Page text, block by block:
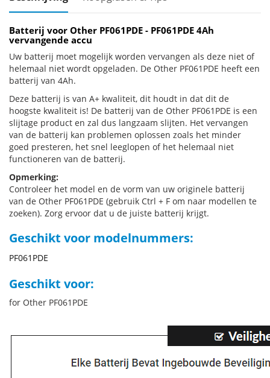
Batterij voor Other PF061PDE - PF061PDE 4Ah
vervangende accu
Uw batterij moet mogelijk worden vervangen als deze niet of
helemaal niet wordt opgeladen. De Other PF061PDE heeft een
batterij van 4Ah.
Deze batterij is van A+ kwaliteit, dit houdt in dat dit de
hoogste kwaliteit is! De batterij van de Other PF061PDE is een
slijtage product en zal dus langzaam slijten. Het vervangen
van de batterij kan problemen oplossen zoals het minder
goed presteren, het snel leeglopen of het helemaal niet
functioneren van de batterij.
Opmerking:
Controleer het model en de vorm van uw originele batterij
van de Other PF061PDE (gebruik Ctrl + F om naar modellen te
zoeken). Zorg ervoor dat u de juiste batterij krijgt.
Geschikt voor modelnummers:
PF061PDE
Geschikt voor:
for Other PF061PDE